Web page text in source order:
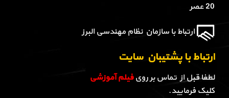
20 عصر
ارتباط با سازمان نظام مهندسی البرز
ارتباط با پشتیبان سایت
لطفا قبل از تماس بر رویفیلم آموزشی
کلیک فرمایید.